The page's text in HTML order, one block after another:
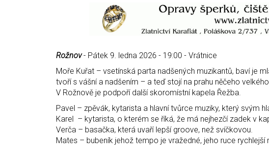
Rožnov- Pátek 9. ledna 2026 - 19:00 - Vrátnice
Moře Kuřat – vsetínská parta nadšených muzikantů, baví je
tvoří s vášní a nadšením – a teď stojí na prahu něčeho
V Rožnově je podpoří další skoromístní kapela Řežba.
Pavel – zpěvák, kytarista a hlavní tvůrce muziky, který svým
Karel – kytarista, o kterém se říká, že má nejhezčí zadek v
Verča – basačka, která uvaří lepší groove, než svíčkovou.
Mates – bubeník jehož tempo je vražedné, jeho ruce rychlejší